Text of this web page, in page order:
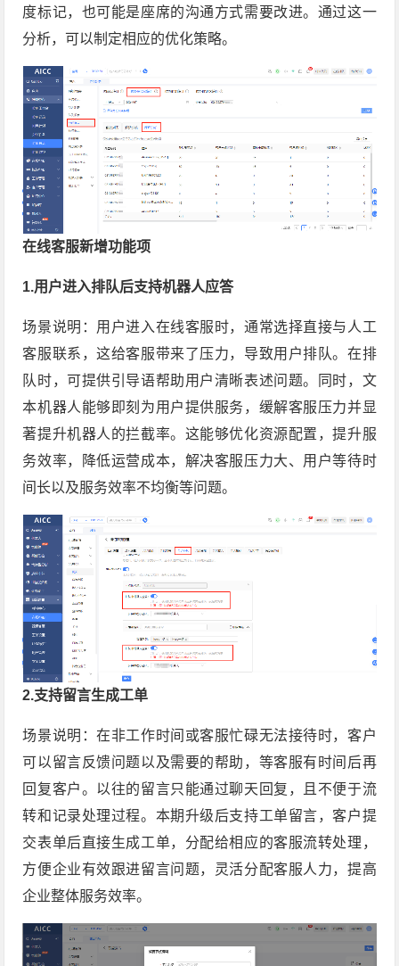
度标记，也可能是座席的沟通方式需要改进。通过这一
分析，可以制定相应的优化策略。
在线客服新增功能项
1.用户进入排队后支持机器人应答
场景说明：用户进入在线客服时，通常选择直接与人工
客服联系，这给客服带来了压力，导致用户排队。在排
队时，可提供引导语帮助用户清晰表述问题。同时，文
本机器人能够即刻为用户提供服务，缓解客服压力并显
著提升机器人的拦截率。这能够优化资源配置，提升服
务效率，降低运营成本，解决客服压力大、用户等待时
间长以及服务效率不均衡等问题。
2.支持留言生成工单
场景说明：在非工作时间或客服忙碌无法接待时，客户
可以留言反馈问题以及需要的帮助，等客服有时间后再
回复客户。以往的留言只能通过聊天回复，且不便于流
转和记录处理过程。本期升级后支持工单留言，客户提
交表单后直接生成工单，分配给相应的客服流转处理，
方便企业有效跟进留言问题，灵活分配客服人力，提高
企业整体服务效率。